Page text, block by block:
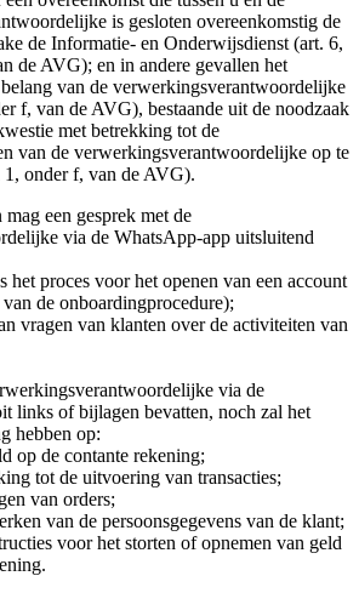
is gesloten overeenkomstig de
de Informatie- en Onderwijsdienst (art. 6,
de AVG); en in andere gevallen het
van de verwerkingsverantwoordelijke
f, van de AVG), bestaande uit de noodzaak
met betrekking tot de
van de verwerkingsverantwoordelijke op te
1, onder f, van de AVG).
een gesprek met de
via de WhatsApp-app uitsluitend
het proces voor het openen van een account
de onboardingprocedure);
vragen van klanten over de activiteiten van
via de
links of bijlagen bevatten, noch zal het
hebben op:
op de contante rekening;
tot de uitvoering van transacties;
van orders;
van de persoonsgegevens van de klant;
voor het storten of opnemen van geld